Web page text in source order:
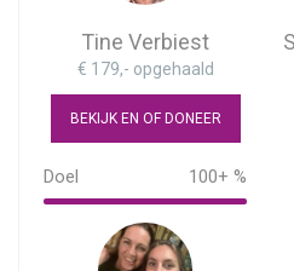
Tine Verbiest
€ 179,- opgehaald
BEKIJK EN OF DONEER
Doel 100+ %
179%